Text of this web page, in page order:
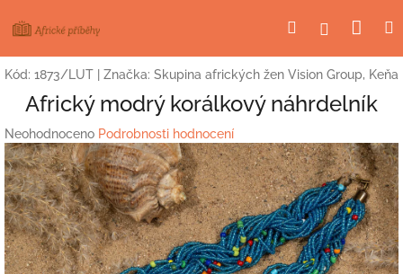
na
HledatPřihlášení
Kód: 1873/LUT Značka: Skupina afrických žen Vision Group, Keňa
Africký modrý korálkový náhrdelník
Průměrné
hodnocení
produktu
je
0,0
z
5
hvězdiček.
Neohodnoceno Podrobnosti hodnocení